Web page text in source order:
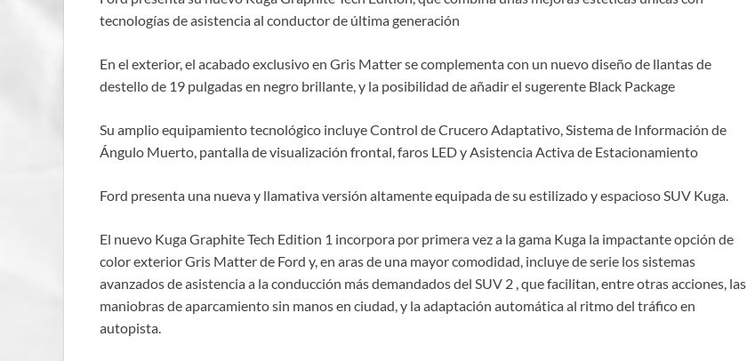
tecnologías de asistencia al conductor de última generación
En el exterior, el acabado exclusivo en Gris Matter se complementa con un nuevo diseño de llantas de
destello de 19 pulgadas en negro brillante, y la posibilidad de añadir el sugerente Black Package
Su amplio equipamiento tecnológico incluye Control de Crucero Adaptativo, Sistema de Información de
Ángulo Muerto, pantalla de visualización frontal, faros LED y Asistencia Activa de Estacionamiento
Ford presenta una nueva y llamativa versión altamente equipada de su estilizado y espacioso SUV Kuga.
El nuevo Kuga Graphite Tech Edition 1 incorpora por primera vez a la gama Kuga la impactante opción de
color exterior Gris Matter de Ford y, en aras de una mayor comodidad, incluye de serie los sistemas
avanzados de asistencia a la conducción más demandados del SUV 2 , que facilitan, entre otras acciones, las
maniobras de aparcamiento sin manos en ciudad, y la adaptación automática al ritmo del tráfico en
autopista.